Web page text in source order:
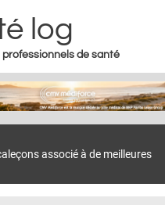
log
de santé
associé à de meilleures